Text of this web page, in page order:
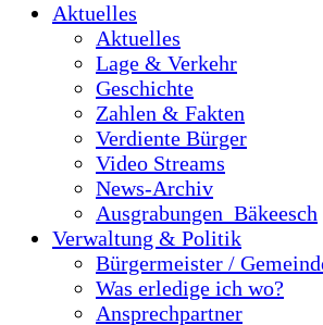
Aktuelles
Aktuelles
Lage & Verkehr
Geschichte
Zahlen & Fakten
Verdiente Bürger
Video Streams
News-Archiv
Ausgrabungen_Bäkeesch
Verwaltung & Politik
Bürgermeister /
Was erledige ich wo?
Ansprechpartner